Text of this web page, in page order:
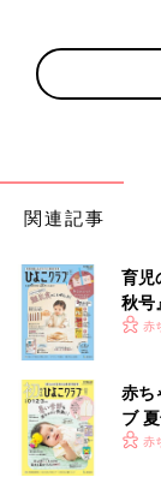
関連記事
育児
秋号
いっ
赤
赤ち
ブ
く！
赤